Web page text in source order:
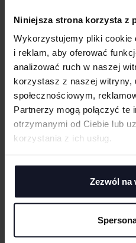
Niniejsza strona korzysta z
Wykorzystujemy pliki cookie
i reklam, aby oferować
analizować ruch w naszej
korzystasz z naszej witryny,
społecznościowym,
Partnerzy mogą połączyć te
otrzymanymi od Ciebie lub
korzystania z ich usług.
Zezwól na
Odrywana metka
GRAMATURA I SKŁAD
PRANIE I PIELĘGNACJA
CERTYFIKATY
DOSTAWA I PŁATNOŚĆ
TABELA ROZMIARÓW
UWAGI